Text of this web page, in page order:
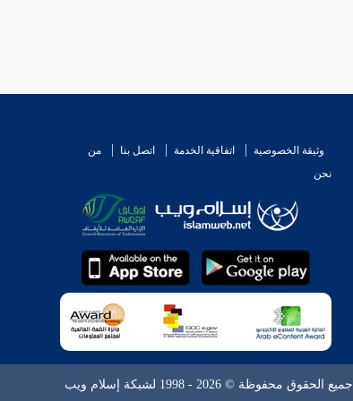
وثيقة الخصوصية اتفاقية الخدمة اتصل بنا
من
نحن
جميع الحقوق محفوظة © 2026 - 1998 لشبكة إسلام ويب